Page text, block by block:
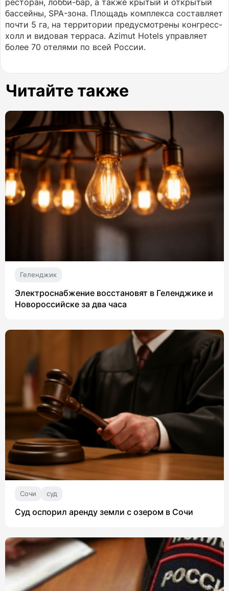
ресторан, лобби-бар, а также крытый и открытый
бассейны, SPA-зона. Площадь комплекса составляет
почти 5 га, на территории предусмотрены конгресс-
холл и видовая терраса. Azimut Hotels управляет
более 70 отелями по всей России.
Читайте также
Геленджик
Электроснабжение восстановят в Геленджике и
Новороссийске за два часа
Сочи суд
Суд оспорил аренду земли с озером в Сочи